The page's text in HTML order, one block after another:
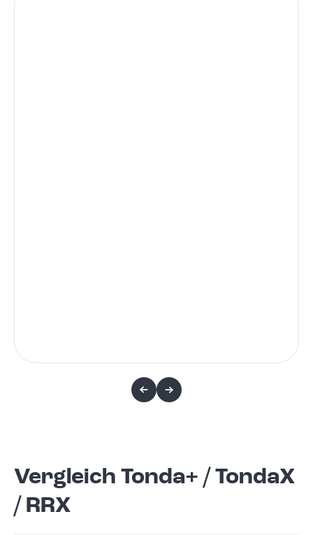
Vergleich Tonda+ / TondaX
/ RRX